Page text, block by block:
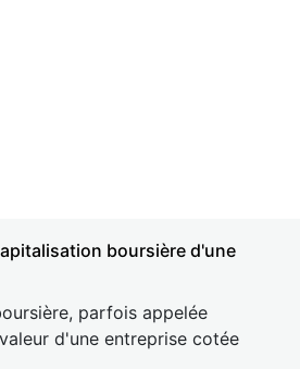
boursière d'une
parfois appelée
d'une entreprise cotée